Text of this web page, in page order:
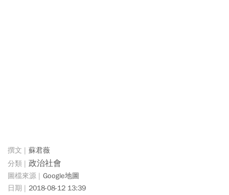
蘇君薇
政治社會
Google地圖
2018-08-12 13:39